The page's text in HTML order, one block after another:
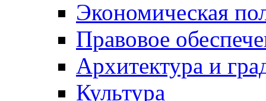
Экономическая
Правовое
Архитектура и
Культура